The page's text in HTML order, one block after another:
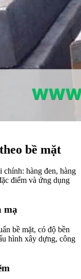
bề mặt
hàng đen, hàng
điểm và ứng dụng
mạ
bề mặt, có độ bền
hình xây dựng, công